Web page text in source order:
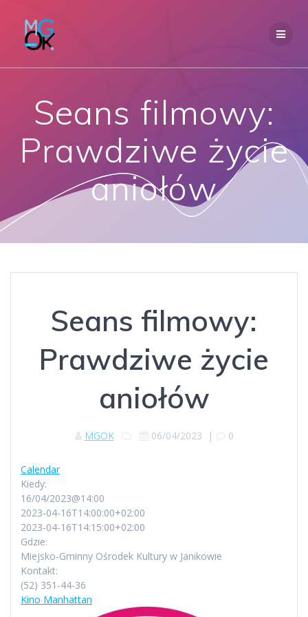
Seans filmowy:
Prawdziwe życie
aniołów
Seans filmowy:
Prawdziwe życie
aniołów
MGOK 06/04/2023 | 0
Calendar
Kiedy:
16/04/2023@14:00
2023-04-16T14:00:00+02:00
2023-04-16T14:15:00+02:00
Gdzie:
Miejsko-Gminny Ośrodek Kultury w Janikowie
Kontakt:
(52) 351-44-36
Kino Manhattan